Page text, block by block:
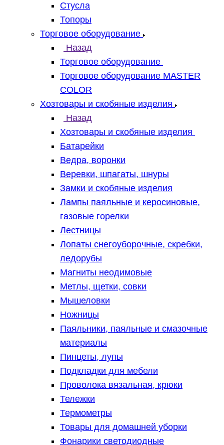
Стусла
Топоры
Торговое оборудование
Назад
Торговое оборудование
Торговое оборудование MASTER
COLOR
Хозтовары и скобяные изделия
Назад
Хозтовары и скобяные изделия
Батарейки
Ведра, воронки
Веревки, шпагаты, шнуры
Замки и скобяные изделия
Лампы паяльные и керосиновые,
газовые горелки
Лестницы
Лопаты снегоуборочные, скребки,
ледорубы
Магниты неодимовые
Метлы, щетки, совки
Мышеловки
Ножницы
Паяльники, паяльные и смазочные
материалы
Пинцеты, лупы
Подкладки для мебели
Проволока вязальная, крюки
Тележки
Термометры
Товары для домашней уборки
Фонарики светодиодные